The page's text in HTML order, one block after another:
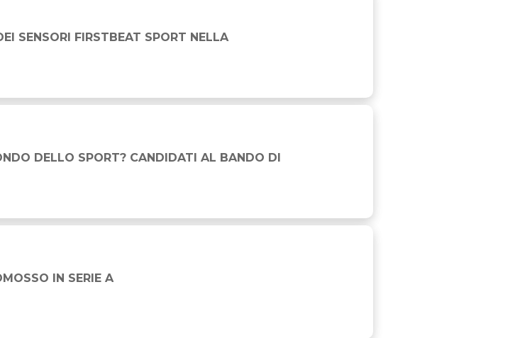
SPORT NELLA PALLACANESTRO
SENSORI FIRSTBEAT SPORT NELLA
AL BANDO DI RICERCA ALDO SASSI
DELLO SPORT? CANDIDATI AL BANDO DI
IN SERIE A